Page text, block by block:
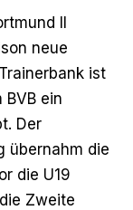
II
neue
ist
ein
Der
übernahm die
die U19
Zweite